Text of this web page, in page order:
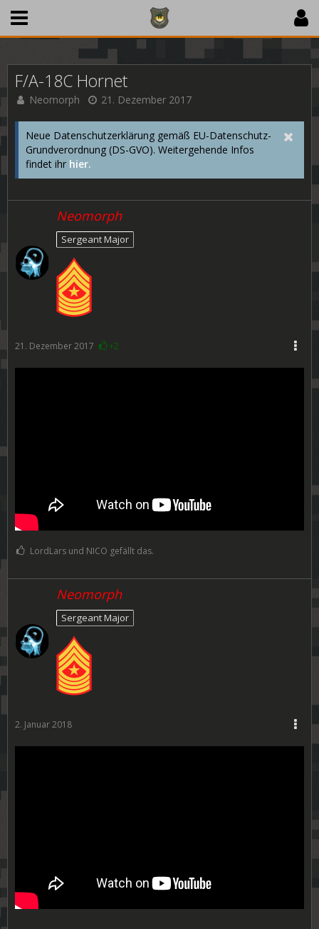
F/A-18C Hornet
Neomorph 21. Dezember 2017
Neue Datenschutzerklärung gemäß EU-Datenschutz-
Grundverordnung (DS-GVO). Weitergehende Infos
findet ihr hier.
Neomorph
Sergeant Major
21. Dezember 2017 +2
LordLars und NICO gefällt das.
Neomorph
Sergeant Major
2. Januar 2018